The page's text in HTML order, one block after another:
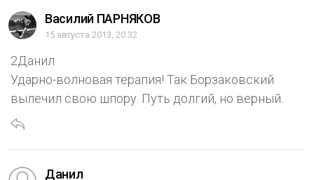
Василий ПАРНЯКОВ
15 августа 2013, 20:32
2Данил
Ударно-волновая терапия! Так Борзаковский
вылечил свою шпору. Путь долгий, но верный.
Данил